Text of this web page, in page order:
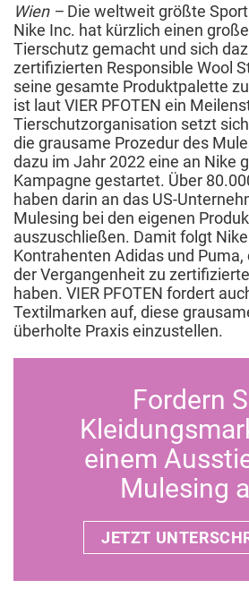
Wien – Die weltweit größte
Nike Inc. hat kürzlich einen
Tierschutz gemacht und sich
zertifizierten Responsible Wool
seine gesamte Produktpalette
ist laut VIER PFOTEN ein
Tierschutzorganisation setzt
die grausame Prozedur des
dazu im Jahr 2022 eine an Nike
Kampagne gestartet. Über
haben darin an das US-
Mulesing bei den eigenen
auszuschließen. Damit folgt
Kontrahenten Adidas und Puma,
der Vergangenheit zu
haben. VIER PFOTEN fordert
Textilmarken auf, diese
überholte Praxis einzustellen.
Fordern
einem
Mulesing
JETZT